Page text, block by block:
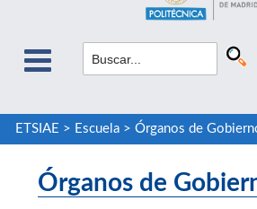
ETSIAE > Escuela> Órganos de
Órganos de